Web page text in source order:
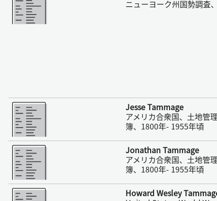
ニューヨーク州国勢調査
さらに表示
Jesse Tammage
アメリカ合衆国、土地管
簿、1800年- 1955年頃
さらに表示
Jonathan Tammage
アメリカ合衆国、土地管
簿、1800年- 1955年頃
さらに表示
Howard Wesley